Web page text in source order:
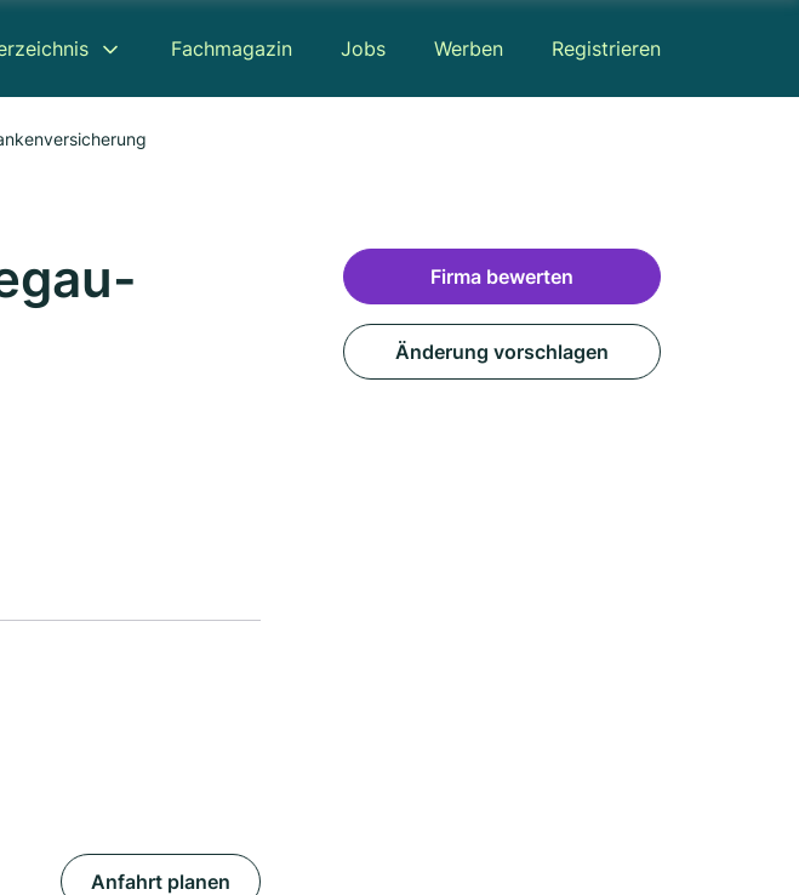
Fachmagazin Jobs Werben Registrieren
Anfahrt planen
Firma bewerten
Änderung vorschlagen